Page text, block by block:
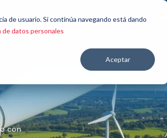
de usuario. Si continúa navegando está dando
de datos personales
Aceptar
mercados
Contáctenos
con